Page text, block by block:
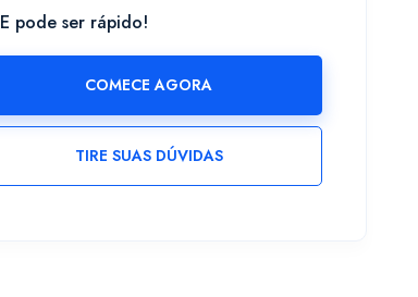
E pode ser rápido!
COMECE AGORA
TIRE SUAS DÚVIDAS